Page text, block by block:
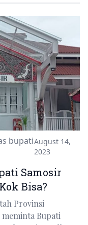
bupatiAugust 14,
2023
Samosir
Bisa?
Provinsi
Bupati